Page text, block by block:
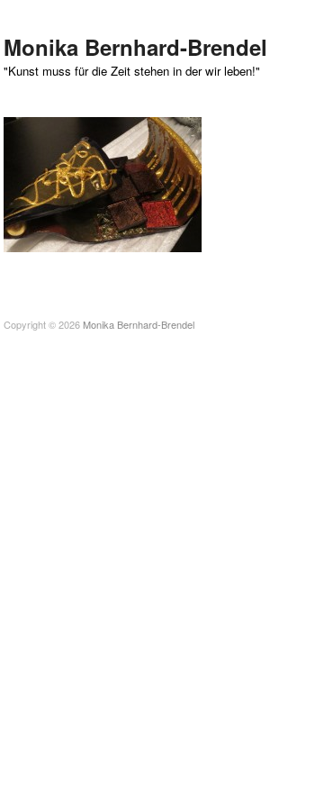
Monika Bernhard-Brendel
"Kunst muss für die Zeit stehen in der wir leben!"
Copyright © 2026 Monika Bernhard-Brendel